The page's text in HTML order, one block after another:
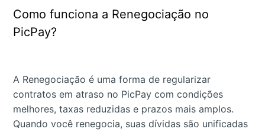
Como funciona a Renegociação no
PicPay?
A Renegociação é uma forma de regularizar
contratos em atraso no PicPay com condições
melhores, taxas reduzidas e prazos mais amplos.
Quando você renegocia, suas dívidas são unificadas